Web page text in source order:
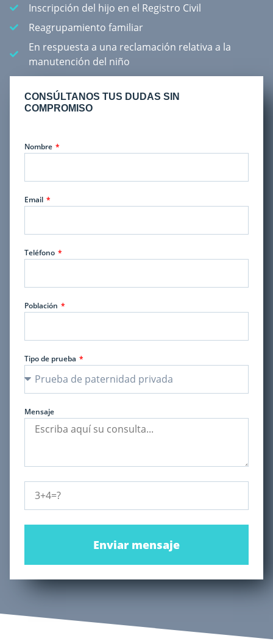
Inscripción del hijo en el Registro Civil
Reagrupamiento familiar
En respuesta a una reclamación relativa a la
manutención del niño
CONSÚLTANOS TUS DUDAS SIN
COMPROMISO
Nombre
Email
Teléfono
Población
Tipo de prueba
Mensaje
Enviar mensaje